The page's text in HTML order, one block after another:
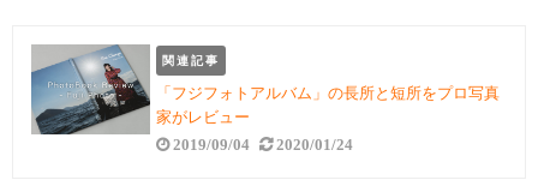
関連記事
「フジフォトアルバム」の長所と短所をプロ写真
家がレビュー
2019/09/04 2020/01/24